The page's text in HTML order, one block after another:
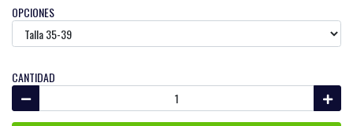
OPCIONES
CANTIDAD